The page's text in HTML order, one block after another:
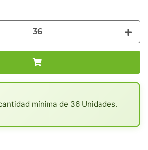
mínima de 36 Unidades.